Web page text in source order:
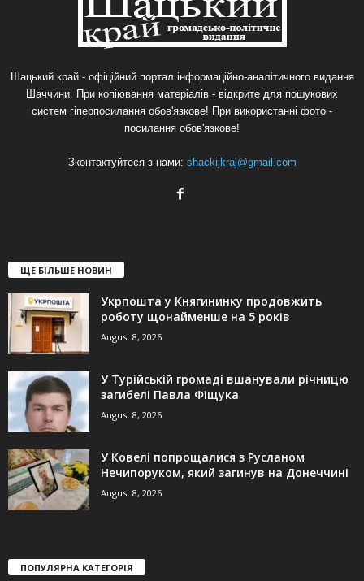
Шацький край - офіційний портал інформаційно-аналітичного видання
Шаччини. При копіювання матеріалів - відкрите для пошукових
систем гіперпосилання обов'язкове! При використанні фото -
посилання обов'язкове!
Зконтактуйтеся з нами: shackijkraj@gmail.com
ЩЕ БІЛЬШЕ НОВИН
Укрпошта у Княгининку продовжить
роботу щонайменше на 5 років
August 8, 2026
У Турійській громаді вшанували річницю
загибелі Павла Фіщука
August 8, 2026
У Ковелі попрощалися з Русланом
Нечипоруком, який загинув на Донеччині
August 8, 2026
ПОПУЛЯРНА КАТЕГОРІЯ